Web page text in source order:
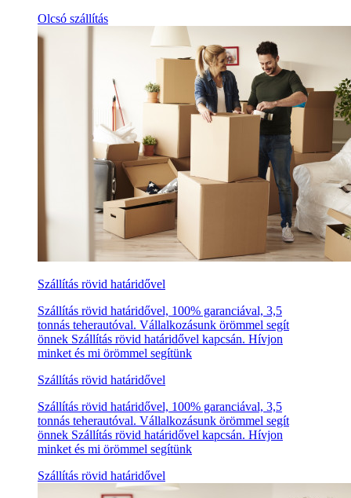
Olcsó szállítás
Szállítás rövid határidővel
Szállítás rövid határidővel, 100% garanciával, 3,5
tonnás teherautóval. Vállalkozásunk örömmel segít
önnek Szállítás rövid határidővel kapcsán. Hívjon
minket és mi örömmel segítünk
Szállítás rövid határidővel
Szállítás rövid határidővel, 100% garanciával, 3,5
tonnás teherautóval. Vállalkozásunk örömmel segít
önnek Szállítás rövid határidővel kapcsán. Hívjon
minket és mi örömmel segítünk
Szállítás rövid határidővel